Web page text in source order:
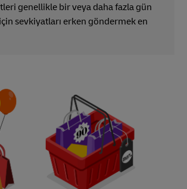
genellikle bir veya daha fazla gün
sevkiyatları erken göndermek en